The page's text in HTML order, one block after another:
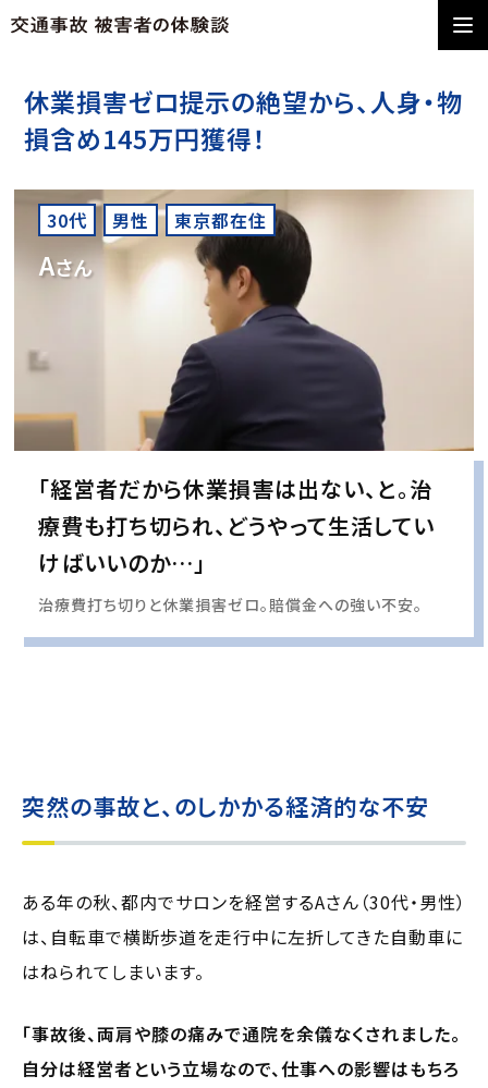
休業損害ゼロ提示の絶望から、人身・物
損含め145万円獲得！
30代 男性 東京都在住
Aさん
「経営者だから休業損害は出ない、と。治
療費も打ち切られ、どうやって生活してい
けばいいのか…」
治療費打ち切りと休業損害ゼロ。賠償金への強い不安。
突然の事故と、のしかかる経済的な不安
ある年の秋、都内でサロンを経営するAさん（30代・男性）
は、自転車で横断歩道を走行中に左折してきた自動車に
はねられてしまいます。
「事故後、両肩や膝の痛みで通院を余儀なくされました。
自分は経営者という立場なので、仕事への影響はもちろ